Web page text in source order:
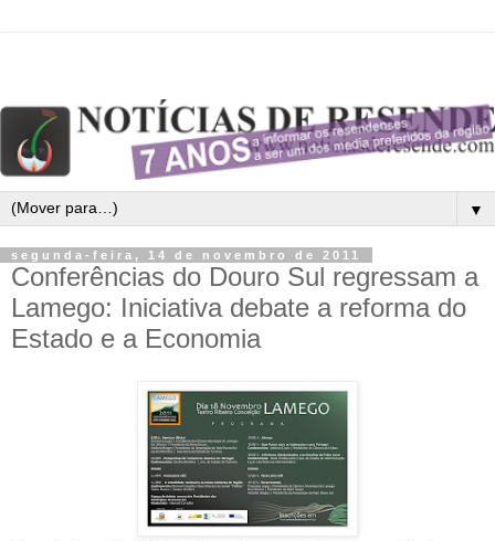
▼
segunda-feira, 14 de novembro de 2011
Conferências do Douro Sul regressam a
Lamego: Iniciativa debate a reforma do
Estado e a Economia